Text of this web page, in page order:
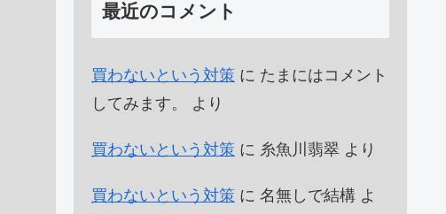
最近のコメント
買わないという対策 に たまにはコメント
してみます。
より
買わないという対策 に 糸魚川翡翠 より
買わないという対策 に 名無しで結構 よ